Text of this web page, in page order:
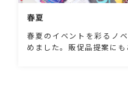
春夏
春夏のイベントを彩るノ
めました。販促品提案にも